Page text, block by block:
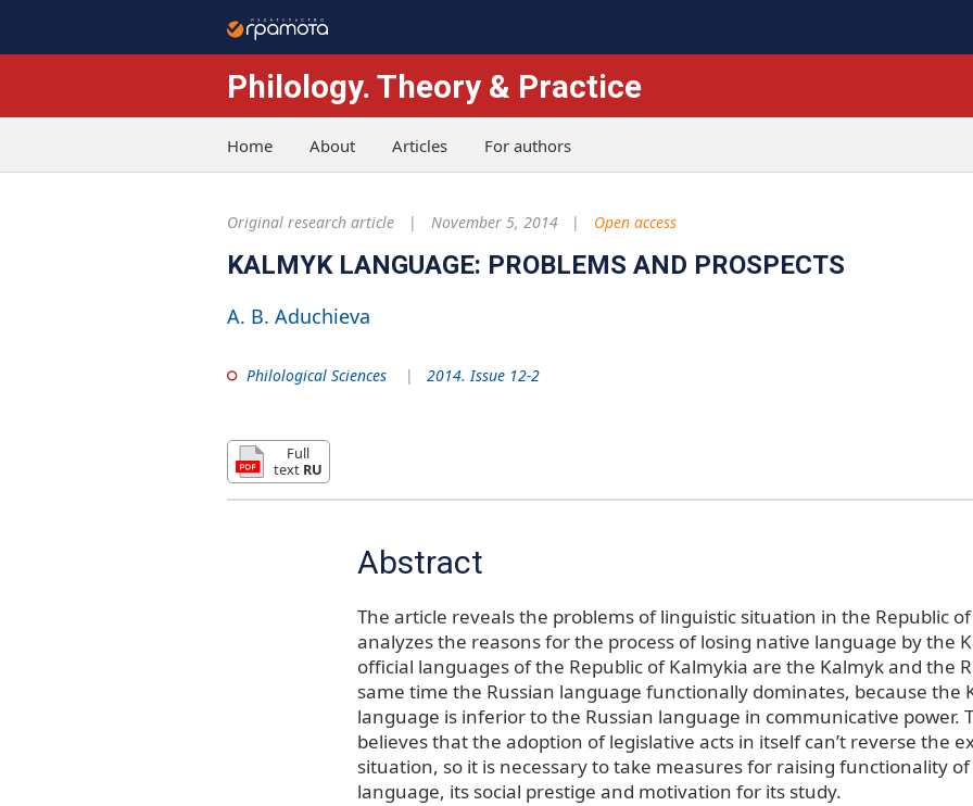
Philology. Theory & Practice
Home About Articles For authors
Original research article November 5, 2014 Open access
KALMYK LANGUAGE: PROBLEMS AND PROSPECTS
A. B. Aduchieva
Philological Sciences 2014. Issue 12-2
Full
text RU
Abstract
The article reveals the problems of linguistic situation in the Republic
analyzes the reasons for the process of losing native language by the
official languages of the Republic of Kalmykia are the Kalmyk and the
same time the Russian language functionally dominates, because the
language is inferior to the Russian language in communicative power.
believes that the adoption of legislative acts in itself can’t reverse the
situation, so it is necessary to take measures for raising functionality
language, its social prestige and motivation for its study.